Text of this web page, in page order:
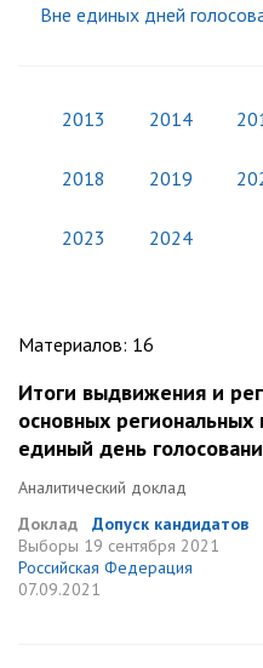
Вне единых дней
2013 2014
2018 2019
2023 2024
Материалов: 16
Итоги выдвижения и
основных
единый день
Аналитический доклад
Доклад
Допуск кандидатов
Выборы 19 сентября 2021
Российская Федерация
07.09.2021